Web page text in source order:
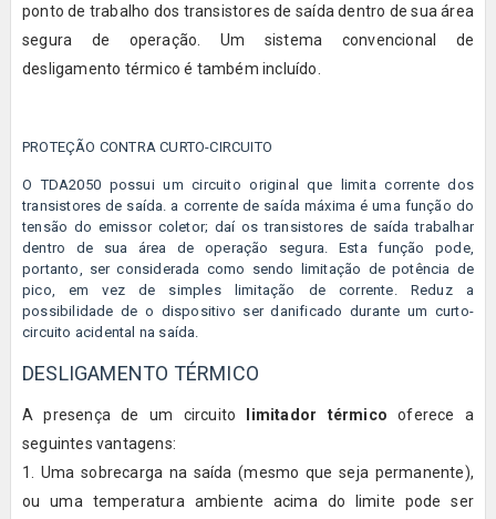
ponto de trabalho dos transistores de saída dentro de sua área
segura de operação. Um sistema convencional de
desligamento térmico é também incluído.
PROTEÇÃO CONTRA CURTO-CIRCUITO
OTDA2050 possui um circuito original que limita corrente dos
transistores de saída. a corrente de saída máxima é uma função do
tensão do emissor coletor; daí ostransistores de saída trabalhar
dentro de sua área de operação segura. Esta função pode,
portanto, ser considerada como sendo limitação de potência de
pico, em vez de simples limitação de corrente. Reduz a
possibilidade de o dispositivo ser danificado durante um curto-
circuito acidental na saída.
DESLIGAMENTO TÉRMICO
A presença de um circuito limitador térmico oferece a
seguintes vantagens:
1. Uma sobrecarga na saída (mesmo que seja permanente),
ou uma temperatura ambiente acima do limite pode ser